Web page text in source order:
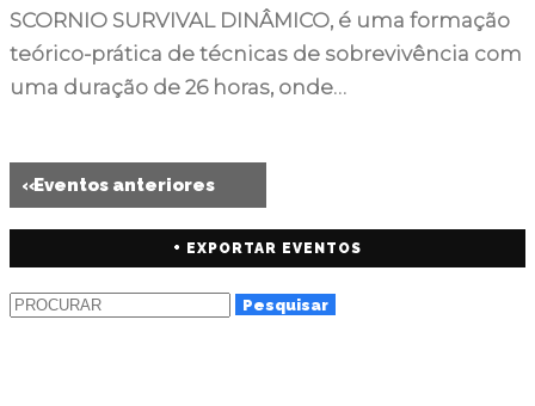
SCORNIO SURVIVAL DINÂMICO, é uma formação
teórico-prática de técnicas de sobrevivência com
uma duração de 26 horas, onde…
«Eventos anteriores
+ EXPORTAR EVENTOS
Pesquisar